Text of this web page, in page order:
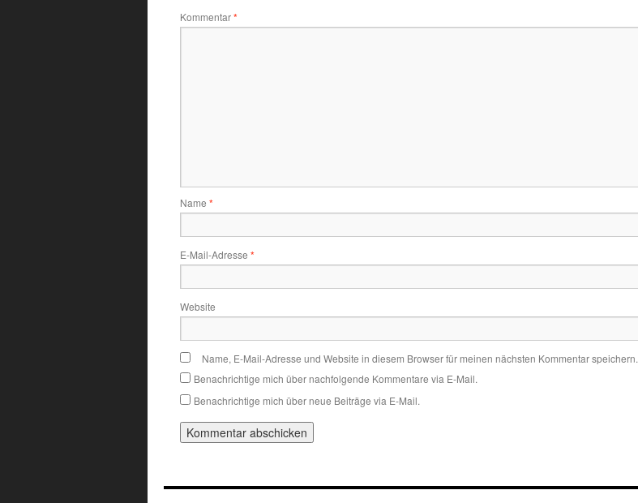
Kommentar*
Name *
E-Mail-Adresse *
Website
Name, E-Mail-Adresse und Website in diesem Browser für meinen nächsten Kommentar speichern.
Benachrichtige mich über nachfolgende Kommentare via E-Mail.
Benachrichtige mich über neue Beiträge via E-Mail.